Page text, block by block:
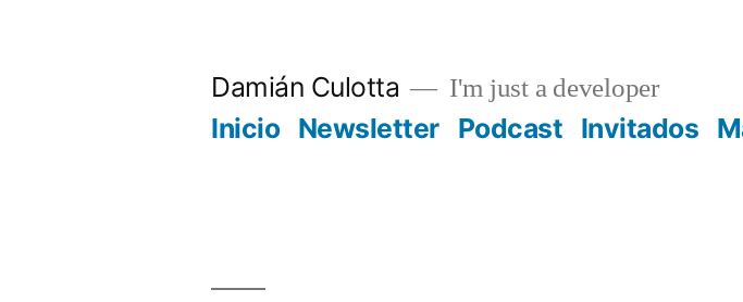
Damián Culotta I'm just a developer
Inicio Newsletter Podcast Invitados